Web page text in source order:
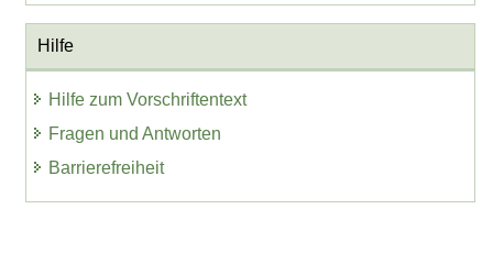
Hilfe
Hilfe zum Vorschriftentext
Fragen und Antworten
Barrierefreiheit